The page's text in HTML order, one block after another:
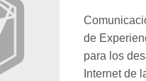
de
para los
Internet de